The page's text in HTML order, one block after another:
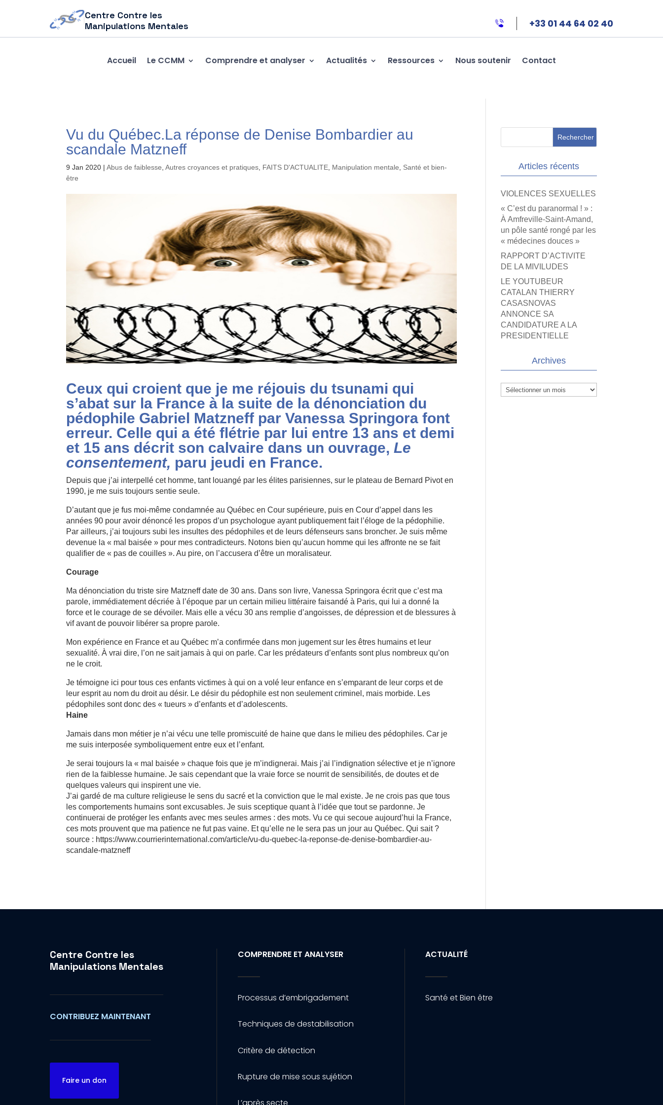
Centre Contre les
Manipulations Mentales
+33 01 44 64 02 40
Accueil Le CCMM Comprendre et analyser Actualités Ressources Nous soutenir Contact
Vu du Québec.La réponse de Denise Bombardier au
scandale Matzneff
9 Jan 2020 |Abus de faiblesse ,Autres croyances et pratiques FAITS D'ACTUALITE Manipulation mentale
Santé et bien-
être
Ceux qui croient que je me réjouis du tsunami qui
s’abat sur la France à la suite de la dénonciation du
pédophile Gabriel Matzneff par Vanessa Springora font
erreur. Celle qui a été flétrie par lui entre 13 ans et demi
et 15 ans décrit son calvaire dans un ouvrage, Le
consentement, paru jeudi en France.
Depuis que j’ai interpellé cet homme, tant louangé par les élites parisiennes, sur le plateau de Bernard Pivot en
1990, je me suis toujours sentie seule.
D’autant que je fus moi-même condamnée au Québec en Cour supérieure, puis en Cour d’appel dans les
années 90 pour avoir dénoncé les propos d’un psychologue ayant publiquement fait l’éloge de la pédophilie.
Par ailleurs, j’ai toujours subi les insultes des pédophiles et de leurs défenseurs sans broncher. Je suis même
devenue la « mal baisée » pour mes contradicteurs. Notons bien qu’aucun homme qui les affronte ne se fait
qualifier de « pas de couilles ». Au pire, on l’accusera d’être un moralisateur.
Courage
Ma dénonciation du triste sire Matzneff date de 30 ans. Dans son livre, Vanessa Springora écrit que c’est ma
parole, immédiatement décriée à l’époque par un certain milieu littéraire faisandé à Paris, qui lui a donné la
force et le courage de se dévoiler. Mais elle a vécu 30 ans remplie d’angoisses, de dépression et de blessures à
vif avant de pouvoir libérer sa propre parole.
Mon expérience en France et au Québec m’a confirmée dans mon jugement sur les êtres humains et leur
sexualité. À vrai dire, l’on ne sait jamais à qui on parle. Car les prédateurs d’enfants sont plus nombreux qu’on
ne le croit.
Je témoigne ici pour tous ces enfants victimes à qui on a volé leur enfance en s’emparant de leur corps et de
leur esprit au nom du droit au désir. Le désir du pédophile est non seulement criminel, mais morbide. Les
pédophiles sont donc des « tueurs » d’enfants et d’adolescents.
Haine
Jamais dans mon métier je n’ai vécu une telle promiscuité de haine que dans le milieu des pédophiles. Car je
me suis interposée symboliquement entre eux et l’enfant.
Je serai toujours la « mal baisée » chaque fois que je m’indignerai. Mais j’ai l’indignation sélective et je n’ignore
rien de la faiblesse humaine. Je sais cependant que la vraie force se nourrit de sensibilités, de doutes et de
quelques valeurs qui inspirent une vie.
J’ai gardé de ma culture religieuse le sens du sacré et la conviction que le mal existe. Je ne crois pas que tous
les comportements humains sont excusables. Je suis sceptique quant à l’idée que tout se pardonne. Je
continuerai de protéger les enfants avec mes seules armes : des mots. Vu ce qui secoue aujourd’hui la France,
ces mots prouvent que ma patience ne fut pas vaine. Et qu’elle ne le sera pas un jour au Québec. Qui sait ?
source : https://www.courrierinternational.com/article/vu-du-quebec-la-reponse-de-denise-bombardier-au-
scandale-matzneff
Articles récents
VIOLENCES SEXUELLES
« C’est du paranormal ! » :
À Amfreville-Saint-Amand,
un pôle santé rongé par les
« médecines douces »
RAPPORT D’ACTIVITE
DE LA MIVILUDES
LE YOUTUBEUR
CATALAN THIERRY
CASASNOVAS
ANNONCE SA
CANDIDATURE A LA
PRESIDENTIELLE
Archives
Archives
Centre Contre les
Manipulations Mentales
CONTRIBUEZ MAINTENANT
Faire un don
COMPRENDRE ET ANALYSER
Processus d’embrigadement
Techniques de destabilisation
Critère de détection
Rupture de mise sous sujétion
ACTUALITÉ
Santé et Bien être